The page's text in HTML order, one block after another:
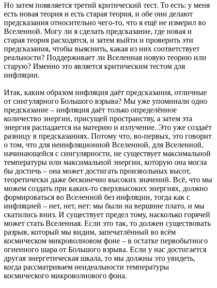
Но затем появляется третий критический тест. То есть: у меня
есть новая теория и есть старая теория, и обе они делают
предсказания относительно чего-то, что я ещё не измерил во
Вселенной. Могу ли я сделать предсказание, где новая и
старая теория расходятся, и затем выйти и проверить эти
предсказания, чтобы выяснить, какая из них соответствует
реальности? Поддерживает ли Вселенная новую теорию или
старую? Именно это является критическим тестом для
инфляции.
Итак, каким образом инфляция даёт предсказания, отличные
от сингулярного Большого взрыва? Мы уже упоминали одно
предсказание – инфляция даёт только определённое
количество энергии, присущей пространству, а затем эта
энергия распадается на материю и излучение. Это уже создаёт
разницу в предсказаниях. Потому что, во-первых, это говорит
о том, что для неинфляционной Вселенной, для Вселенной,
начинающейся с сингулярности, не существует максимальной
температуры или максимальной энергии, которую она могла
бы достичь – она может достигать произвольных высот,
теоретически даже бесконечно высоких значений. Всё, что мы
можем создать при каких-то сверхвысоких энергиях, должно
формироваться во Вселенной без инфляции, тогда как с
инфляцией – нет, нет, нет: мы были на вершине плато, и мы
скатились вниз. И существует предел тому, насколько горячей
может стать Вселенная. Если это так, то должен существовать
разрыв, который мы видим, запечатлённый во всём
космическом микроволновом фоне – в остатке первобытного
огненного шара от Большого взрыва. Если у нас достигается
другая энергетическая шкала, то мы должны это увидеть,
когда рассматриваем неидеальности температуры
космического микроволнового фона.